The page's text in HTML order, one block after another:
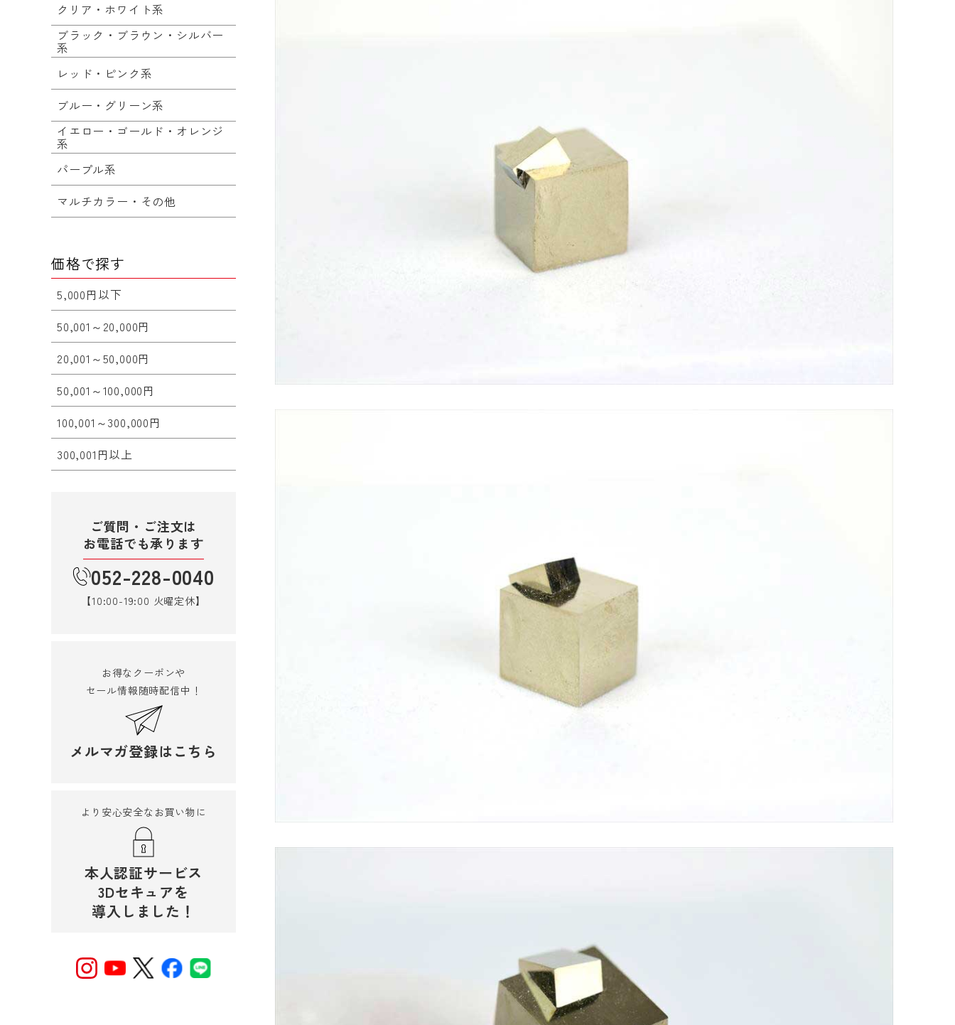
クリア・ホワイト系
ブラック・ブラウン・シルバー
系
レッド・ピンク系
ブルー・グリーン系
イエロー・ゴールド・オレンジ
系
パープル系
マルチカラー・その他
価格で探す
5,000円以下
50,001～20,000円
20,001～50,000円
50,001～100,000円
100,001～300,000円
300,001円以上
ご質問・ご注文は
お電話でも承ります
052-228-0040
【10:00-19:00 火曜定休】
お得なクーポンや
セール情報随時配信中！
メルマガ登録はこちら
より安心安全なお買い物に
本人認証サービス
3Dセキュアを
導入しました！